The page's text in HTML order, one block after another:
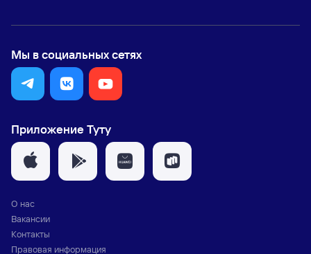
Мы в социальных сетях
Приложение Туту
О нас
Вакансии
Контакты
Правовая информация